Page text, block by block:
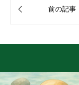
 前の記事